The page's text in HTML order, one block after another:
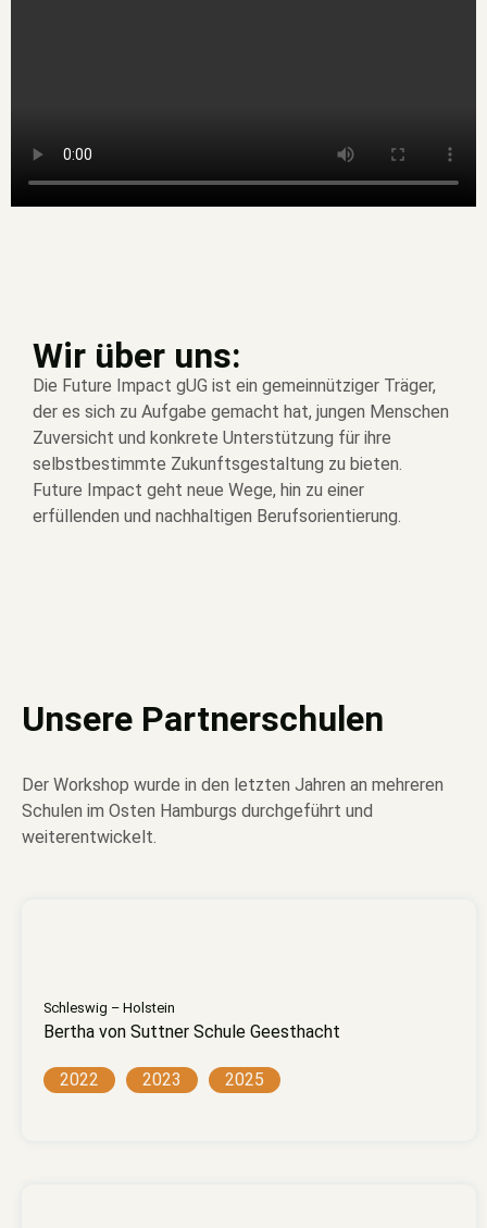
Wir über uns:
Die Future Impact gUG ist ein gemeinnütziger Träger,
der es sich zu Aufgabe gemacht hat, jungen Menschen
Zuversicht und konkrete Unterstützung für ihre
selbstbestimmte Zukunftsgestaltung zu bieten.
Future Impact geht neue Wege, hin zu einer
erfüllenden und nachhaltigen Berufsorientierung.
Unsere Partnerschulen
Der Workshop wurde in den letzten Jahren an mehreren
Schulen im Osten Hamburgs durchgeführt und
weiterentwickelt.
Schleswig – Holstein
Bertha von Suttner Schule Geesthacht
2022 2023 2025